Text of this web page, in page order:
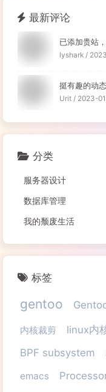
最新评论
已添加贵站
lyshark /
挺有趣的动
Urit / 2023-
分类
服务器设计
数据库管理
我的颓废生活
标签
gentoo
内核裁剪 linux内
BPF subsystem
emacs